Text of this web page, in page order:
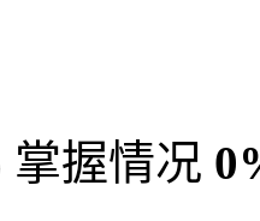
掌握情况